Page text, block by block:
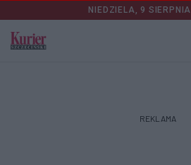
NIEDZIELA, 9
REKLAMA